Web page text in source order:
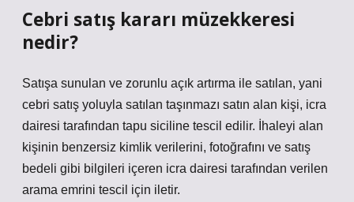
Cebri satış kararı müzekkeresi
nedir?
Satışa sunulan ve zorunlu açık artırma ile satılan, yani
cebri satış yoluyla satılan taşınmazı satın alan kişi, icra
dairesi tarafından tapu siciline tescil edilir. İhaleyi alan
kişinin benzersiz kimlik verilerini, fotoğrafını ve satış
bedeli gibi bilgileri içeren icra dairesi tarafından verilen
arama emrini tescil için iletir.